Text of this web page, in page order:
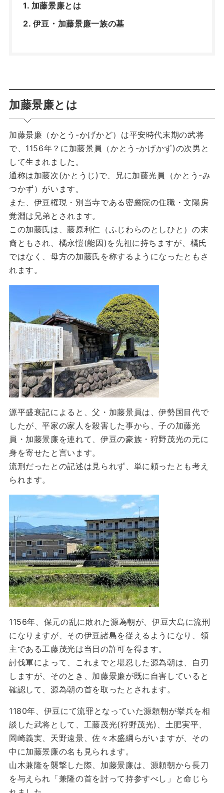
加藤景廉とは
伊豆・加藤景廉一族の墓
加藤景廉とは
加藤景廉（かとう-かげかど）は平安時代末期の武将
で、1156年？に加藤景員（かとう-かげかず)の次男と
して生まれました。
通称は加藤次(かとうじ)で、兄に加藤光員（かとう-み
つかず）がいます。
また、伊豆権現・別当寺である密厳院の住職・文陽房
覚淵は兄弟とされます。
この加藤氏は、藤原利仁（ふじわらのとしひと）の末
裔ともされ、橘永愷(能因)を先祖に持ちますが、橘氏
ではなく、母方の加藤氏を称するようになったともさ
れます。
源平盛衰記によると、父・加藤景員は、伊勢国目代で
したが、平家の家人を殺害した事から、子の加藤光
員・加藤景廉を連れて、伊豆の豪族・狩野茂光の元に
身を寄せたと言います。
流刑だったとの記述は見られず、単に頼ったとも考え
られます。
1156年、保元の乱に敗れた源為朝が、伊豆大島に流刑
になりますが、その伊豆諸島を従えるようになり、領
主である工藤茂光は当日の許可を得ます。
討伐軍によって、これまでと堪忍した源為朝は、自刃
しますが、そのとき、加藤景廉が既に自害していると
確認して、源為朝の首を取ったとされます。
1180年、伊豆にて流罪となっていた源頼朝が挙兵を相
談した武将として、工藤茂光(狩野茂光)、土肥実平、
岡崎義実、天野遠景、佐々木盛綱らがいますが、その
中に加藤景廉の名も見られます。
山木兼隆を襲撃した際、加藤景廉は、源頼朝から長刀
を与えられ「兼隆の首を討って持参すべし」と命じら